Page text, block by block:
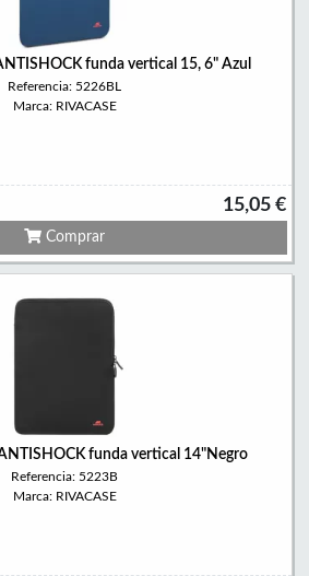
funda vertical 15, 6" Azul
Referencia: 5226BL
Marca: RIVACASE
15,05 €
Comprar
funda vertical 14"Negro
Referencia: 5223B
Marca: RIVACASE